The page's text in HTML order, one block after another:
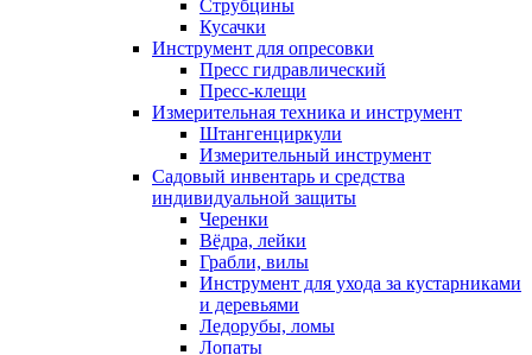
Струбцины
Кусачки
Инструмент для опресовки
Пресс гидравлический
Пресс-клещи
Измерительная техника и инструмент
Штангенциркули
Измерительный инструмент
Садовый инвентарь и средства
индивидуальной защиты
Черенки
Вёдра, лейки
Грабли, вилы
Инструмент для ухода за кустарниками
и деревьями
Ледорубы, ломы
Лопаты